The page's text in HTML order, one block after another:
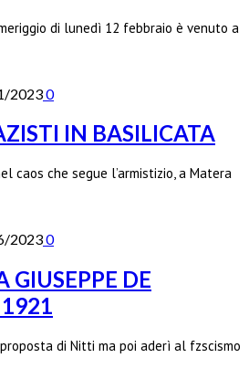
di lunedì 12 febbraio è venuto a
20230
IN BASILICATA
caos che segue l’armistizio, a Matera
20230
GIUSEPPE DE
di Nitti ma poi aderì al fzscismo